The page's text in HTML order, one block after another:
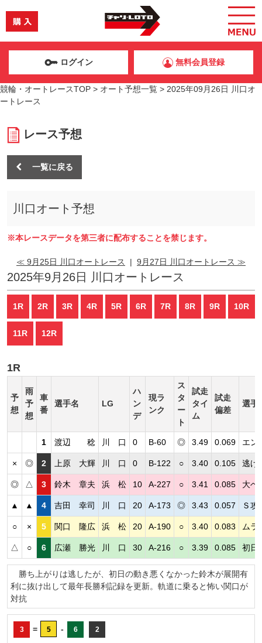
ログイン 無料会員登録
競輪・オートレースTOP > オート予想一覧 > 2025年09月26日 川口オ
ートレース
レース予想
一覧に戻る
川口オート予想
※本レースデータを第三者に配布することを禁じます。
≪ 9月25日 川口オートレース | 9月27日 川口オートレース ≫
2025年9月26日 川口オートレース
1R 2R 3R 4R 5R 6R 7R 8R 9R 10R
11R 12R
1R
予
想
雨
予
想
車
番
選手名 LG
ハ
ン
デ
現ラ
ンク
ス
タ
ー
ト
試走
タイ
ム
試走
偏差
選手
1 渡辺 稔 川 口 0 B-60 ◎ 3.49 0.069 エン
× ◎ 2 上原 大輝 川 口 0 B-122 ○ 3.40 0.105 逃げ
◎ △ 3 鈴木 章夫 浜 松 10 A-227 ○ 3.41 0.085 大ベ
▲ ▲ 4 吉田 幸司 川 口 20 A-173 ◎ 3.43 0.057 Ｓ攻
○ × 5 関口 隆広 浜 松 20 A-190 ○ 3.40 0.083 ムラ
△ ○ 6 広瀬 勝光 川 口 30 A-216 ○ 3.39 0.085 初日
勝ち上がりは逃したが、初日の動き悪くなかった鈴木が展開有
利に抜け出して最年長勝利記録を更新。軌道に乗ると怖い関口が
対抗
3 = 5 - 6 2